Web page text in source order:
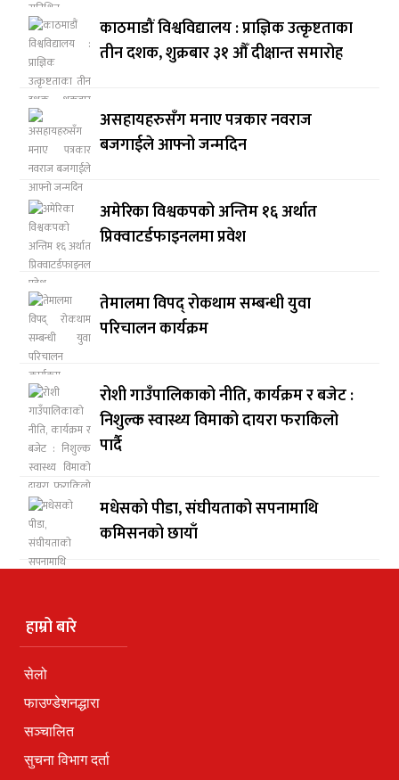
काठमाडौं विश्वविद्यालय : प्राज्ञिक उत्कृष्टताका
तीन दशक, शुक्रबार ३१ औँ दीक्षान्त समारोह
असहायहरुसँग मनाए पत्रकार नवराज
बजगाईले आफ्नो जन्मदिन
अमेरिका विश्वकपको अन्तिम १६ अर्थात
प्रिक्वाटर्डफाइनलमा प्रवेश
तेमालमा विपद् रोकथाम सम्बन्धी युवा
परिचालन कार्यक्रम
रोशी गाउँपालिकाको नीति, कार्यक्रम र बजेट :
निशुल्क स्वास्थ्य विमाको दायरा फराकिलो
पार्दै
मधेसको पीडा, संघीयताको सपनामाथि
कमिसनको छायाँ
हाम्रो बारे
सेलो
फाउण्डेशनद्धारा
सञ्चालित
सुचना विभाग दर्ता